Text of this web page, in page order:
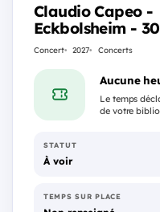
Claudio Capeo -
Eckbolsheim -
2027
Concert 2027 Concerts
Aucune
Le temps
de votre
STATUT
À voir
TEMPS SUR PLACE